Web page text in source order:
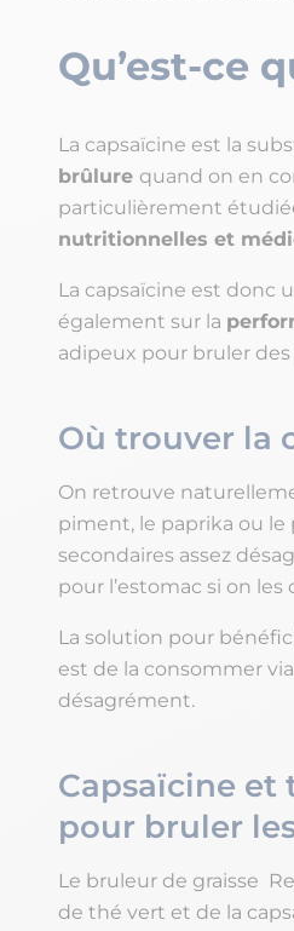
Qu’est-ce
La capsaïcine est la
brûlure quand on en
particulièrement
nutritionnelles et
La capsaïcine est donc
également sur la
adipeux pour bruler des
Où trouver la
On retrouve
piment, le paprika ou
secondaires assez
pour l’estomac si on
La solution pour
est de la consommer
désagrément.
Capsaïcine et
pour bruler
Le bruleur de graisse
de thé vert et de la